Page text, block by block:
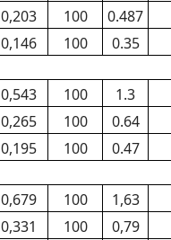
0,203 100
0.487
0,146 100 0.35
0,543 100
1.3
0,265 100
0.64
0,195 100 0.47
0,679 100
1,63
0,331 100
0,79